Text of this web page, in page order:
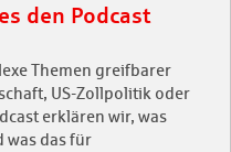
den Podcast
Themen greifbarer
US-Zollpolitik oder
erklären wir, was
was das für